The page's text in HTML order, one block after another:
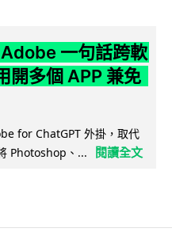
一句話跨軟
開多個 APP 兼免
for ChatGPT 外掛，取代
Photoshop、...
閱讀全文